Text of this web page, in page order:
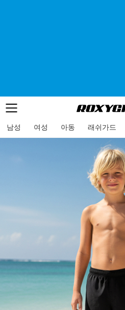
메뉴
로고
남성 여성 아동 래쉬가드